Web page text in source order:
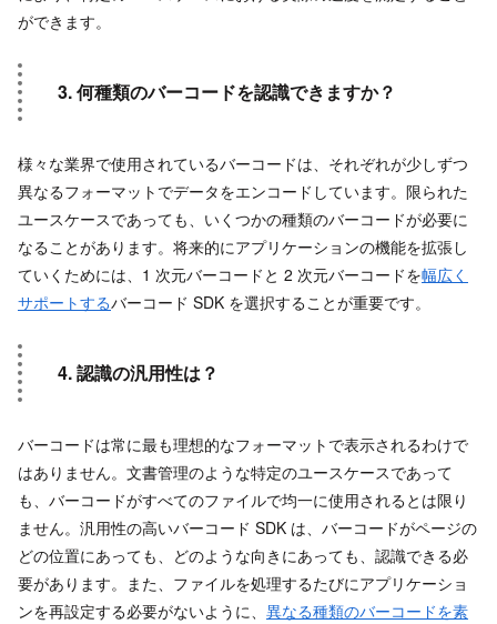
ができます。
3. 何種類のバーコードを認識できますか？
様々な業界で使用されているバーコードは、それぞれが少しずつ
異なるフォーマットでデータをエンコードしています。限られた
ユースケースであっても、いくつかの種類のバーコードが必要に
なることがあります。将来的にアプリケーションの機能を拡張し
ていくためには、1 次元バーコードと 2 次元バーコードを幅広く
サポートするバーコード SDK を選択することが重要です。
4. 認識の汎用性は？
バーコードは常に最も理想的なフォーマットで表示されるわけで
はありません。文書管理のような特定のユースケースであって
も、バーコードがすべてのファイルで均一に使用されるとは限り
ません。汎用性の高いバーコード SDK は、バーコードがページの
どの位置にあっても、どのような向きにあっても、認識できる必
要があります。また、ファイルを処理するたびにアプリケーショ
ンを再設定する必要がないように、 異なる種類のバーコードを素